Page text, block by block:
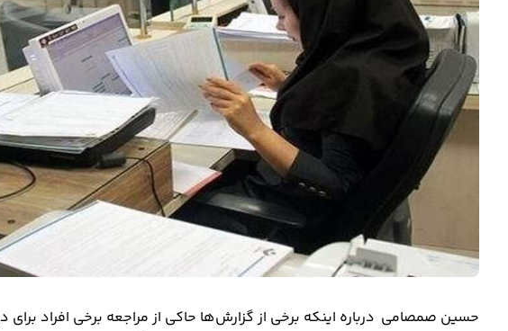
حسین صمصامی درباره اینکه برخی از گزارش‌ها حاکی از مراجعه برخی افراد برای